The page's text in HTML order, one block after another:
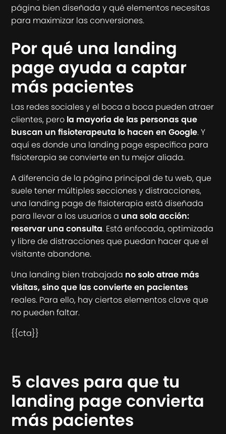
página bien diseñada y qué elementos necesitas
para maximizar las conversiones.
Por qué una landing
page ayuda a captar
más pacientes
Las redes sociales y el boca a boca pueden atraer
clientes, pero la mayoría de las personas que
buscan un fisioterapeuta lo hacen en Google. Y
aquí es donde una landing page específica para
fisioterapia se convierte en tu mejor aliada.
A diferencia de la página principal de tu web, que
suele tener múltiples secciones y distracciones,
una landing page de fisioterapia está diseñada
para llevar a los usuarios a una sola acción:
reservar una consulta. Está enfocada, optimizada
y libre de distracciones que puedan hacer que el
visitante abandone.
Una landing bien trabajada no solo atrae más
visitas, sino que las convierte en pacientes
reales. Para ello, hay ciertos elementos clave que
no pueden faltar.
{{cta}}
5 claves para que tu
landing page convierta
más pacientes